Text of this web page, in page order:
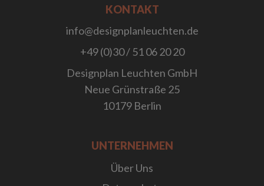
KONTAKT
info@designplanleuchten.de
+49 (0)30 / 51 06 20 20
Designplan Leuchten GmbH
Neue Grünstraße 25
10179 Berlin
UNTERNEHMEN
Über Uns